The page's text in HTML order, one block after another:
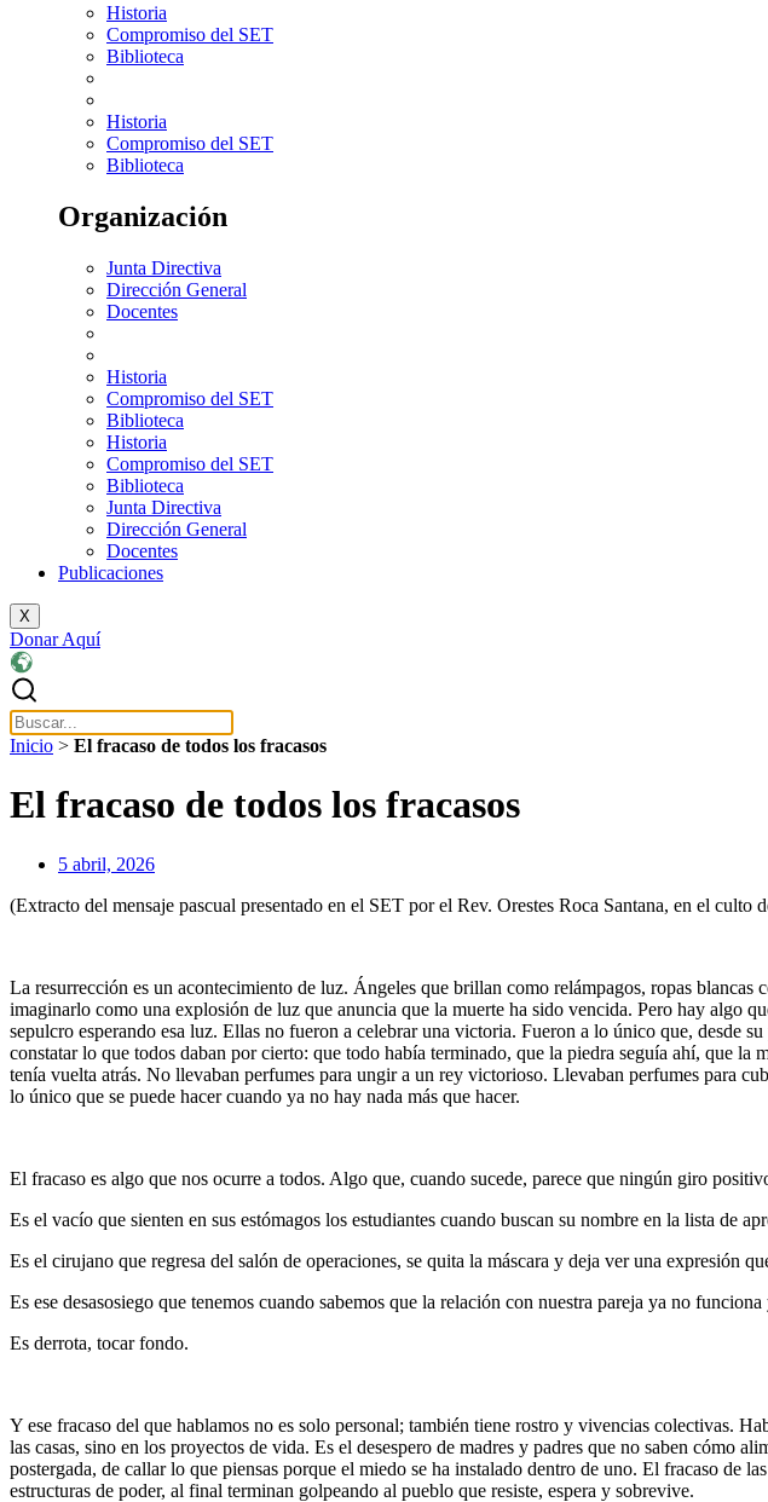
Historia
Compromiso del SET
Biblioteca
Historia
Compromiso del SET
Biblioteca
Organización
Junta Directiva
Dirección General
Docentes
Historia
Compromiso del SET
Biblioteca
Historia
Compromiso del SET
Biblioteca
Junta Directiva
Dirección General
Docentes
Publicaciones
X
Donar Aquí
Inicio > El fracaso de todos los fracasos
El fracaso de todos los fracasos
5 abril, 2026
(Extracto del mensaje pascual presentado en el SET por el Rev. Orestes Roca Santana, en el culto
La resurrección es un acontecimiento de luz. Ángeles que brillan como relámpagos, ropas
imaginarlo como una explosión de luz que anuncia que la muerte ha sido vencida. Pero hay algo
sepulcro esperando esa luz. Ellas no fueron a celebrar una victoria. Fueron a lo único que, desde
constatar lo que todos daban por cierto: que todo había terminado, que la piedra seguía ahí, que
tenía vuelta atrás. No llevaban perfumes para ungir a un rey victorioso. Llevaban perfumes para
lo único que se puede hacer cuando ya no hay nada más que hacer.
El fracaso es algo que nos ocurre a todos. Algo que, cuando sucede, parece que ningún giro
Es el vacío que sienten en sus estómagos los estudiantes cuando buscan su nombre en la lista de
Es el cirujano que regresa del salón de operaciones, se quita la máscara y deja ver una expresión
Es ese desasosiego que tenemos cuando sabemos que la relación con nuestra pareja ya no
Es derrota, tocar fondo.
Y ese fracaso del que hablamos no es solo personal; también tiene rostro y vivencias colectivas.
las casas, sino en los proyectos de vida. Es el desespero de madres y padres que no saben cómo
postergada, de callar lo que piensas porque el miedo se ha instalado dentro de uno. El fracaso de
estructuras de poder, al final terminan golpeando al pueblo que resiste, espera y sobrevive.